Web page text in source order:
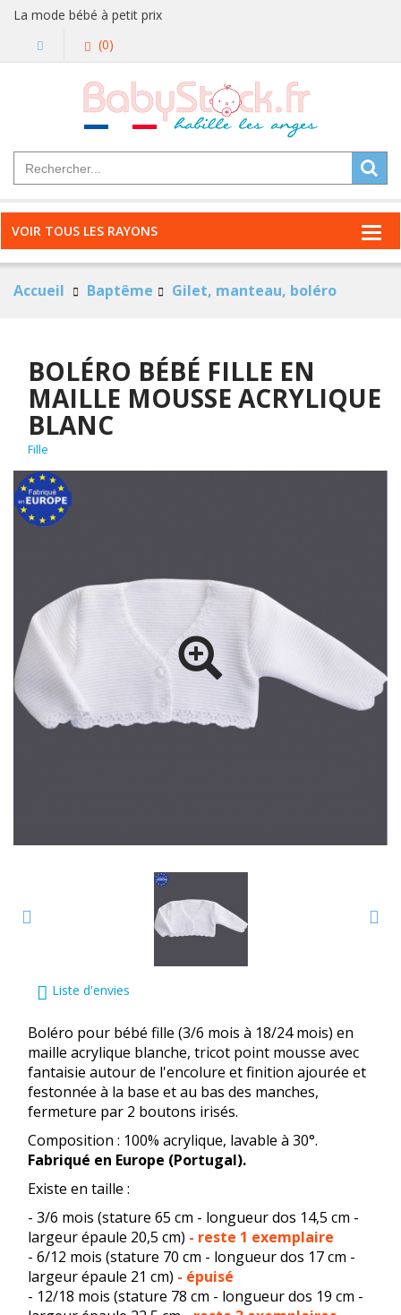
La mode bébé à petit prix
(0)
VOIR TOUS LES RAYONS
Accueil Baptême Gilet, manteau, boléro
BOLÉRO BÉBÉ FILLE EN
MAILLE MOUSSE ACRYLIQUE
BLANC
Fille
Liste d'envies
Boléro pour bébé fille (3/6 mois à 18/24 mois) en
maille acrylique blanche, tricot point mousse avec
fantaisie autour de l'encolure et finition ajourée et
festonnée à la base et au bas des manches,
fermeture par 2 boutons irisés.
Composition : 100% acrylique, lavable à 30°.
Fabriqué en Europe (Portugal).
Existe en taille :
- 3/6 mois (stature 65 cm - longueur dos 14,5 cm -
largeur épaule 20,5 cm) - reste 1 exemplaire
- 6/12 mois (stature 70 cm - longueur dos 17 cm -
largeur épaule 21 cm) - épuisé
- 12/18 mois (stature 78 cm - longueur dos 19 cm -